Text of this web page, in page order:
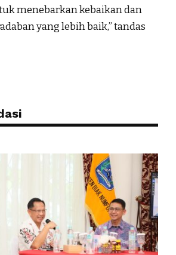
menebarkan kebaikan dan
yang lebih baik,” tandas